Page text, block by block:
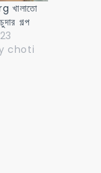
গল্প
choti